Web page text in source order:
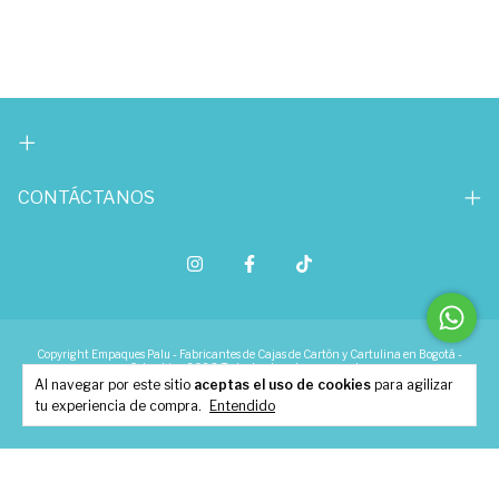
Al navegar por este sitio aceptas el uso de cookies para agilizar
tu experiencia de compra.
Entendido
CONTÁCTANOS
Copyright Empaques Palu - Fabricantes de Cajas de Cartón y Cartulina en Bogotá -
Colombia - 2026. Todos los derechos reservados.